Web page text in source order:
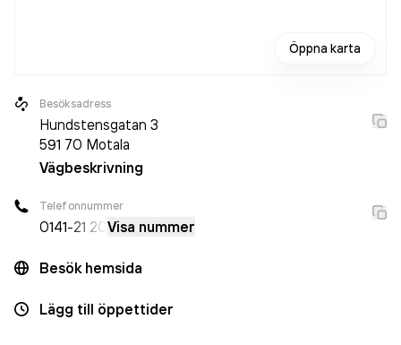
Öppna karta
Besöksadress
Hundstensgatan 3
591 70 Motala
Vägbeskrivning
Telefonnummer
0141-21 20 Visa nummer
Besök hemsida
Lägg till öppettider